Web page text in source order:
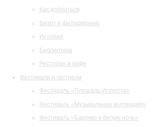
Как добраться
Визит в филармонию
История
Библиотека
Ресторан и кафе
Фестивали и гастроли
Фестиваль «Площадь Искусств»
Фестиваль «Музыкальная коллекция»
Фестиваль «Барокко в белую ночь»